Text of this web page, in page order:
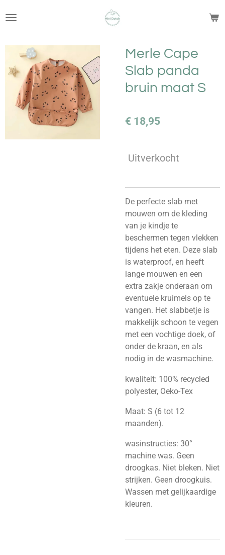
direct
de
hoofdinhoud
Merle Cape
Slab panda
bruin maat S
€ 18,95
Uitverkocht
De perfecte slab met
mouwen om de kleding
van je kindje te
beschermen tegen vlekken
tijdens het eten. Deze slab
is waterproof, en heeft
lange mouwen en een
extra zakje onderaan om
eventuele kruimels op te
vangen. Het slabbetje is
makkelijk schoon te vegen
met een vochtige doek, of
onder de kraan, en als
nodig in de wasmachine.
kwaliteit: 100% recycled
polyester, Oeko-Tex
Maat: S (6 tot 12
maanden).
wasinstructies: 30°
machine was. Geen
droogkas. Niet bleken. Niet
strijken. Geen droogkuis.
Wassen met gelijkaardige
kleuren.